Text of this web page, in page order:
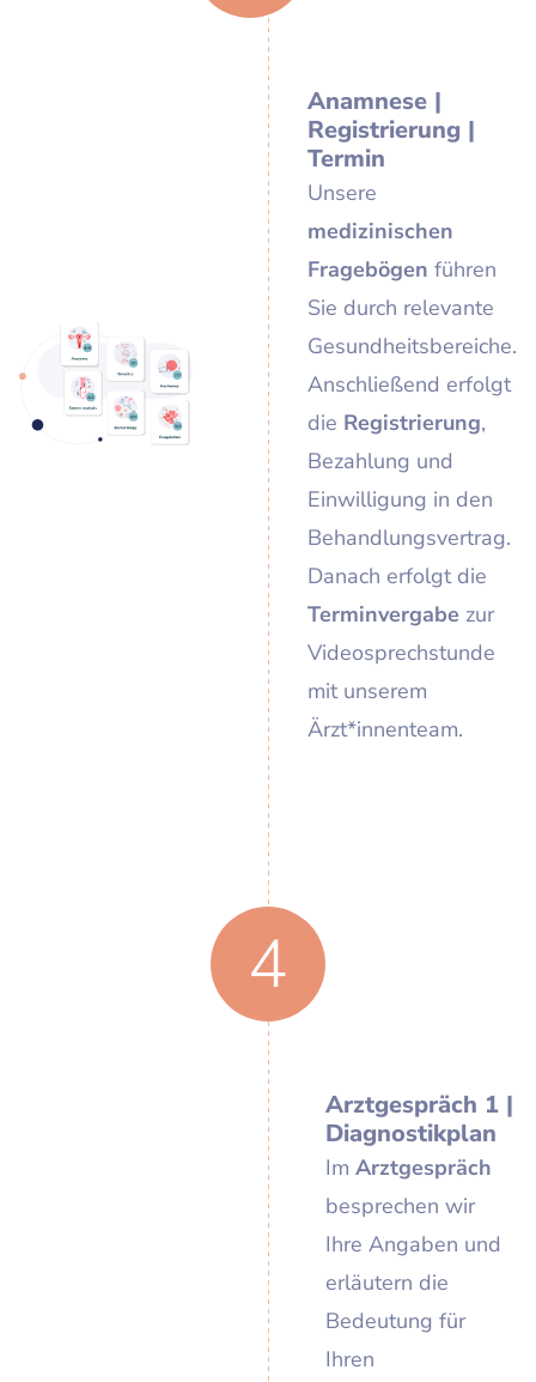
Anamnese |
Registrierung |
Termin
Unsere
medizinischen
Fragebögen führen
Sie durch relevante
Gesundheitsbereiche.
Anschließend erfolgt
die Registrierung,
Bezahlung und
Einwilligung in den
Behandlungsvertrag.
Danach erfolgt die
Terminvergabe zur
Videosprechstunde
mit unserem
Ärzt*innenteam.
4
Arztgespräch 1 |
Diagnostikplan
Im Arztgespräch
besprechen wir
Ihre Angaben und
erläutern die
Bedeutung für
Ihren